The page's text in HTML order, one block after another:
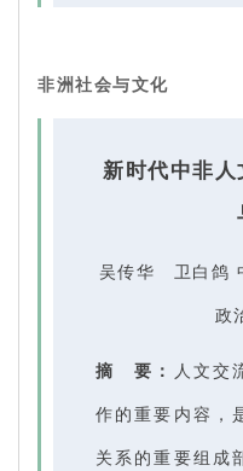
非洲社会与文化
新时代中非
吴传华 卫白鸽
政
摘 要： 人文交
作的重要内容，
关系的重要组成